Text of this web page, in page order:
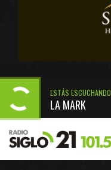
ESTÁS ESCUCHANDO
LA MARK